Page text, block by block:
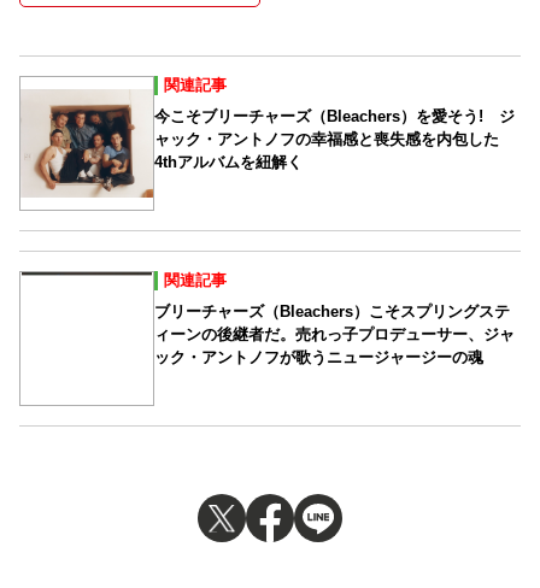
関連記事
今こそブリーチャーズ（Bleachers）を愛そう! ジ
ャック・アントノフの幸福感と喪失感を内包した
4thアルバムを紐解く
関連記事
ブリーチャーズ（Bleachers）こそスプリングステ
ィーンの後継者だ。売れっ子プロデューサー、ジャ
ック・アントノフが歌うニュージャージーの魂